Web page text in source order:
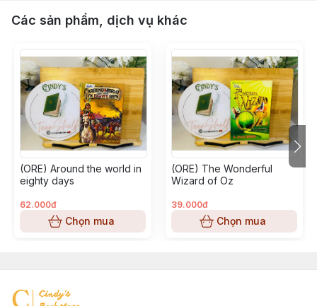
Các sản phẩm, dịch vụ khác
(ORE) Around the world in
eighty days
62.000đ
Chọn mua
(ORE) The Wonderful
Wizard of Oz
39.000đ
Chọn mua